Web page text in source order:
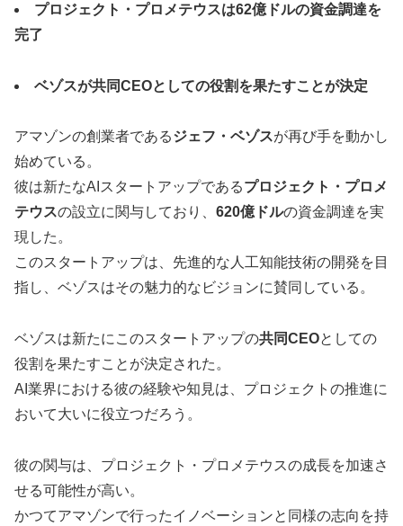
プロジェクト・プロメテウスは62億ドルの資金調達を
完了
ベゾスが共同CEOとしての役割を果たすことが決定
アマゾンの創業者であるジェフ・ベゾスが再び手を動かし
始めている。
彼は新たなAIスタートアップであるプロジェクト・プロメ
テウスの設立に関与しており、 620億ドルの資金調達を実
現した。
このスタートアップは、先進的な人工知能技術の開発を目
指し、ベゾスはその魅力的なビジョンに賛同している。
ベゾスは新たにこのスタートアップの共同CEOとしての
役割を果たすことが決定された。
AI業界における彼の経験や知見は、プロジェクトの推進に
おいて大いに役立つだろう。
彼の関与は、プロジェクト・プロメテウスの成長を加速さ
せる可能性が高い。
かつてアマゾンで行ったイノベーションと同様の志向を持